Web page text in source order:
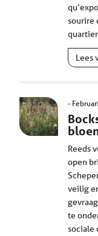
sourire
Lees
Reeds
open
veilig
te
sociale